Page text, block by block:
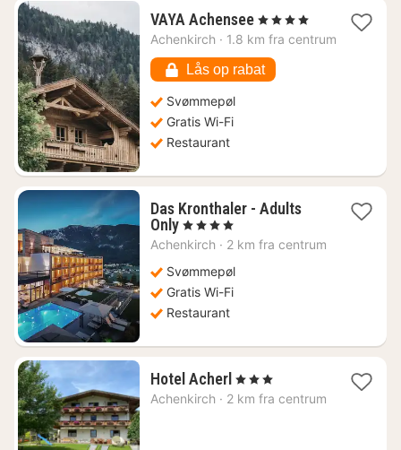
VAYA Achensee1
nat
2078
kr.
, 4 Stjerner
Achenkirch · 1.8 km fra centrum
Lås op rabat
Svømmepøl
Gratis Wi-Fi
Restaurant
Das Kronthaler - Adults
Only1
nat
1856
kr.
, 4 Stjerner
Achenkirch · 2 km fra centrum
Svømmepøl
Gratis Wi-Fi
Restaurant
Hotel Acherl 1
nat
, 3 Stjerner
Achenkirch · 2 km fra centrum